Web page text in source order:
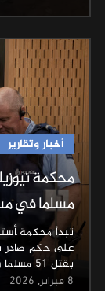
أخبار وتقارير
مسلما في
تبدأ محكمة
على حكم صادر
بقتل 51 مسلما ⁠وإصابة العشرات في…
8 فبراير, 2026